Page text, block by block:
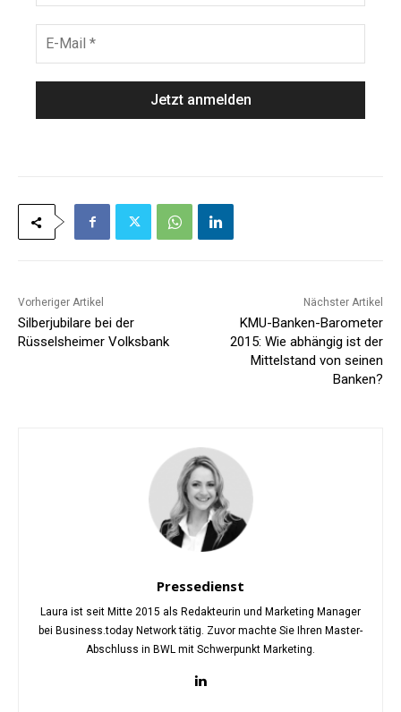
c
h
a
M
a
l
Vorheriger Artikel
Silberjubilare bei der
Rüsselsheimer Volksbank
Nächster Artikel
KMU-Banken-Barometer
2015: Wie abhängig ist der
Mittelstand von seinen
Banken?
Pressedienst
Laura ist seit Mitte 2015 als Redakteurin und Marketing Manager
bei Business.today Network tätig. Zuvor machte Sie Ihren Master-
Abschluss in BWL mit Schwerpunkt Marketing.